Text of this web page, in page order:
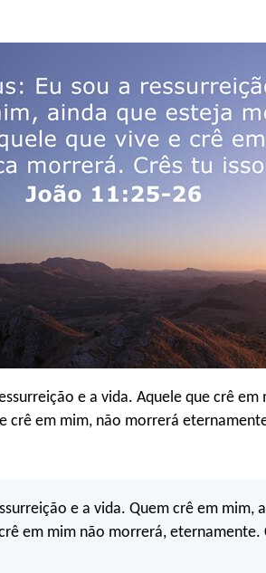
e a vida. Aquele que crê em
crê em mim, não morrerá
e a vida. Quem crê em mim,
em mim não morrerá, eternamente.